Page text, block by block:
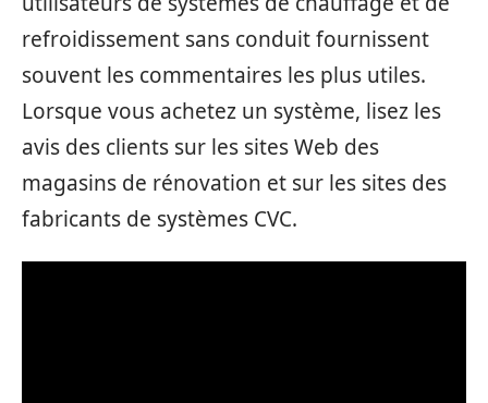
refroidissement sans conduit fournissent
souvent les commentaires les plus utiles.
Lorsque vous achetez un système, lisez les
avis des clients sur les sites Web des
magasins de rénovation et sur les sites des
fabricants de systèmes CVC.